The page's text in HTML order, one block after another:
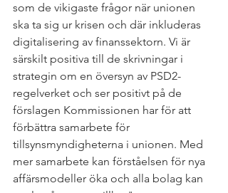
som de vikigaste frågor när unionen
ska ta sig ur krisen och där inkluderas
digitalisering av finanssektorn. Vi är
särskilt positiva till de skrivningar i
strategin om en översyn av PSD2-
regelverket och ser positivt på de
förslagen Kommissionen har för att
förbättra samarbete för
tillsynsmyndigheterna i unionen. Med
mer samarbete kan förståelsen för nya
affärsmodeller öka och alla bolag kan